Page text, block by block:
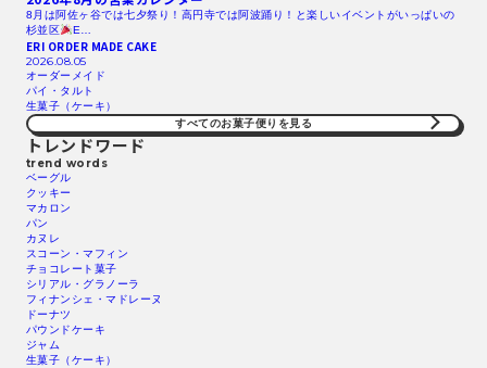
8月は阿佐ヶ谷では七夕祭り！高円寺では阿波踊り！と楽しいイベントがいっぱいの
杉並区
E…
ERI ORDER MADE CAKE
2026.08.05
オーダーメイド
パイ・タルト
生菓子（ケーキ）
すべてのお菓子便りを見る
トレンドワード
trend words
ベーグル
クッキー
マカロン
パン
カヌレ
スコーン・マフィン
チョコレート菓子
シリアル・グラノーラ
フィナンシェ・マドレーヌ
ドーナツ
パウンドケーキ
ジャム
生菓子（ケーキ）